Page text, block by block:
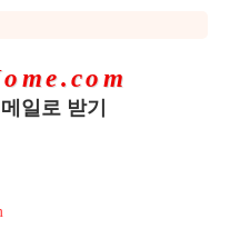
일로 받기